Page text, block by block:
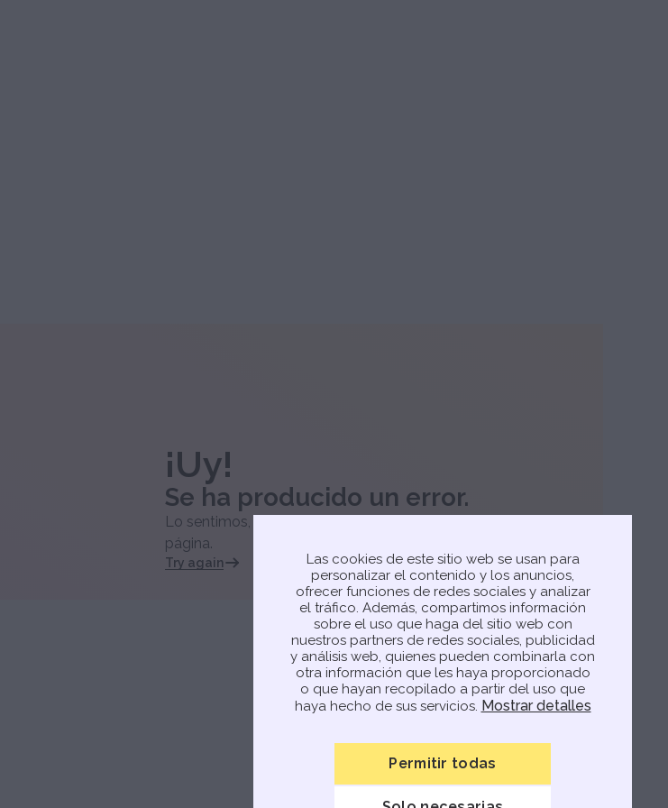
Las cookies de este sitio web se usan para
personalizar el contenido y los anuncios,
ofrecer funciones de redes sociales y analizar
el tráfico. Además, compartimos información
sobre el uso que haga del sitio web con
nuestros partners de redes sociales, publicidad
y análisis web, quienes pueden combinarla con
otra información que les haya proporcionado
o que hayan recopilado a partir del uso que
haya hecho de sus servicios. Mostrar detalles
Permitir todas
¡Uy!
Se ha producido un error.
Lo sentimos, se ha producido un error. Prueba a actualizar la
página.
Try again